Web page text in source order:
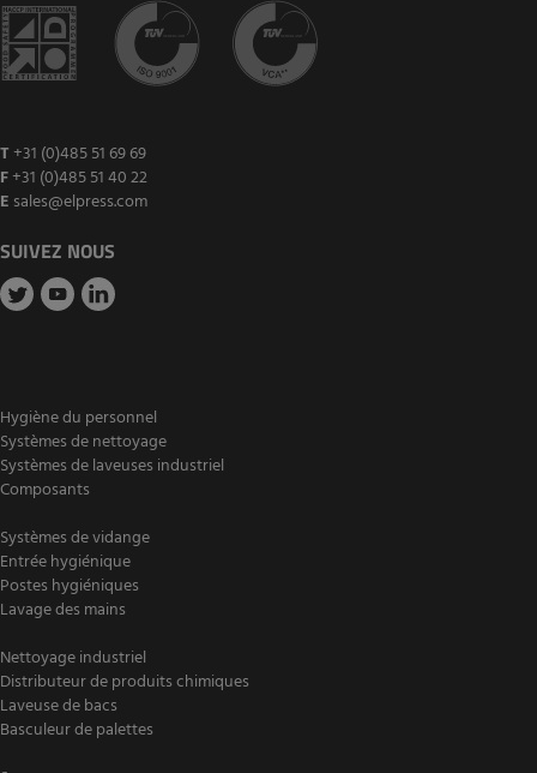
T +31 (0)485 51 69 69
F+31 (0)485 51 40 22
E sales@elpress.com
SUIVEZ NOUS
Hygiène du personnel
Systèmes de nettoyage
Systèmes de laveuses industriel
Composants
Systèmes de vidange
Entrée hygiénique
Postes hygiéniques
Lavage des mains
Nettoyage industriel
Distributeur de produits chimiques
Laveuse de bacs
Basculeur de palettes